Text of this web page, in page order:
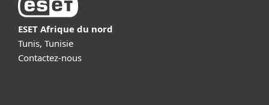
ESET Afrique du nord
Tunis, Tunisie
Contactez-nous